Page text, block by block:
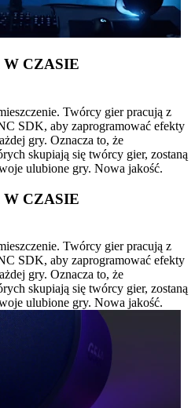
CZASIE
Twórcy gier pracują z
SDK, aby zaprogramować efekty
gry. Oznacza to, że
skupiają się twórcy gier, zostaną
ulubione gry. Nowa jakość.
CZASIE
Twórcy gier pracują z
SDK, aby zaprogramować efekty
gry. Oznacza to, że
skupiają się twórcy gier, zostaną
ulubione gry. Nowa jakość.